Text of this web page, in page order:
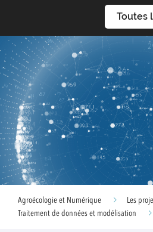
Toutes
Agroécologie et Numérique
Les
Traitement de données et modélisation